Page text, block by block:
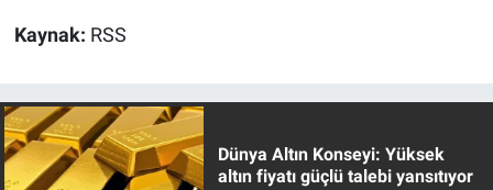
Kaynak: RSS
Dünya Altın Konseyi: Yüksek
altın fiyatı güçlü talebi yansıtıyor